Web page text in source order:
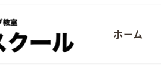
ホーム